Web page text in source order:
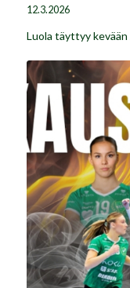
12.3.2026
Luola täyttyy